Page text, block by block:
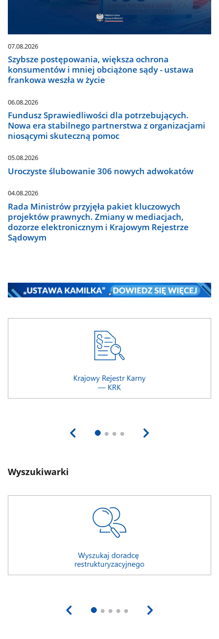
07.08.2026
Szybsze postępowania, większa ochrona
konsumentów i mniej obciążone sądy - ustawa
frankowa weszła w życie
06.08.2026
Fundusz Sprawiedliwości dla potrzebujących.
Nowa era stabilnego partnerstwa z organizacjami
niosącymi skuteczną pomoc
05.08.2026
Uroczyste ślubowanie 306 nowych adwokatów
04.08.2026
Rada Ministrów przyjęła pakiet kluczowych
projektów prawnych. Zmiany w mediacjach,
dozorze elektronicznym i Krajowym Rejestrze
Sądowym
Wyszukiwarki